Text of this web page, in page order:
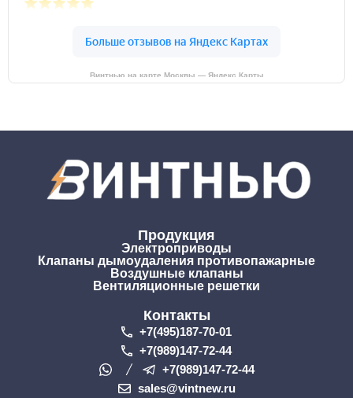
Винтнью на карте Москвы — Яндекс Карты
Продукция
Электроприводы
Клапаны дымоудаления противопажарные
Воздушные клапаны
Вентиляционные решетки
Контакты
+7(495)187-70-01
+7(989)147-72-44
+7(989)147-72-44
sales@vintnew.ru